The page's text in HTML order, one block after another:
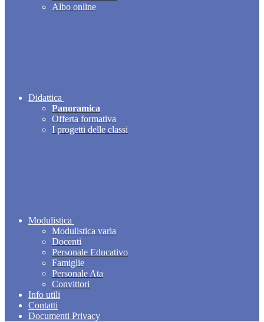
Albo online
Didattica
Panoramica
Offerta formativa
I progetti delle classi
Modulistica
Modulistica varia
Docenti
Personale Educativo
Famiglie
Personale Ata
Convittori
Info utili
Contatti
Documenti Privacy